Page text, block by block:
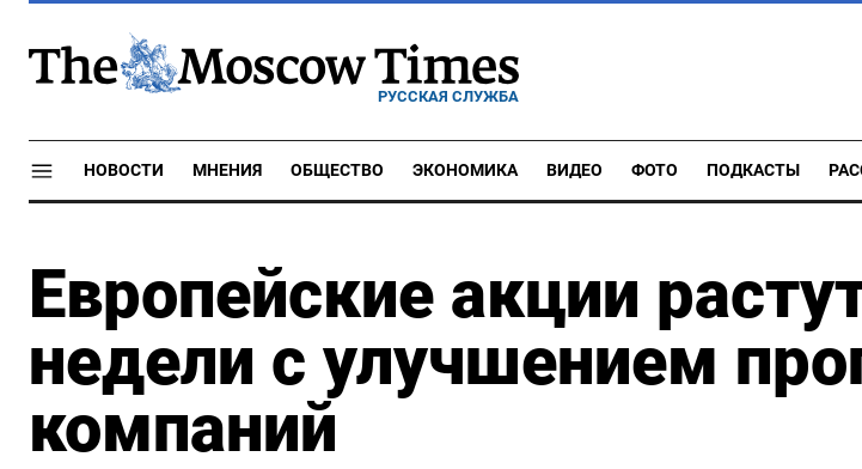
РУССКАЯ СЛУЖБА
НОВОСТИ МНЕНИЯ ОБЩЕСТВО ЭКОНОМИКА ВИДЕО ФОТО ПОДКАСТЫ
Европейские акции
недели с улучшением
компаний